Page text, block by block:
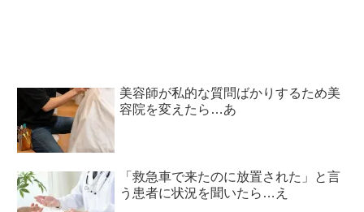
美容師が私的な質問ばかりするため美
容院を変えたら…あ
「救急車で来たのに放置された」と言
う患者に状況を聞いたら…え